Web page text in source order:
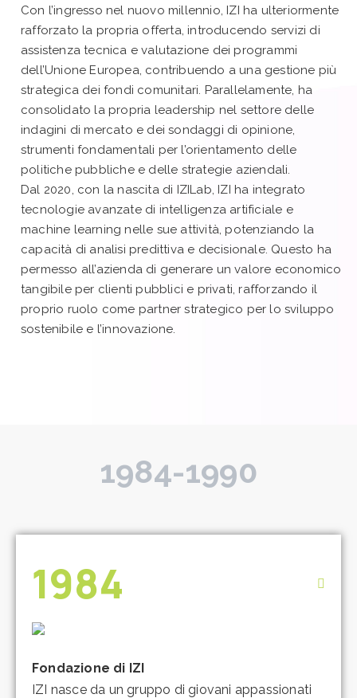
Con l’ingresso nel nuovo millennio, IZI ha ulteriormente
rafforzato la propria offerta, introducendo servizi di
assistenza tecnica e valutazione dei programmi
dell’Unione Europea, contribuendo a una gestione più
strategica dei fondi comunitari. Parallelamente, ha
consolidato la propria leadership nel settore delle
indagini di mercato e dei sondaggi di opinione,
strumenti fondamentali per l’orientamento delle
politiche pubbliche e delle strategie aziendali.
Dal 2020, con la nascita di IZILab, IZI ha integrato
tecnologie avanzate di intelligenza artificiale e
machine learning nelle sue attività, potenziando la
capacità di analisi predittiva e decisionale. Questo ha
permesso all’azienda di generare un valore economico
tangibile per clienti pubblici e privati, rafforzando il
proprio ruolo come partner strategico per lo sviluppo
sostenibile e l’innovazione.
1984-1990
1984
Fondazione di IZI
IZI nasce da un gruppo di giovani appassionati